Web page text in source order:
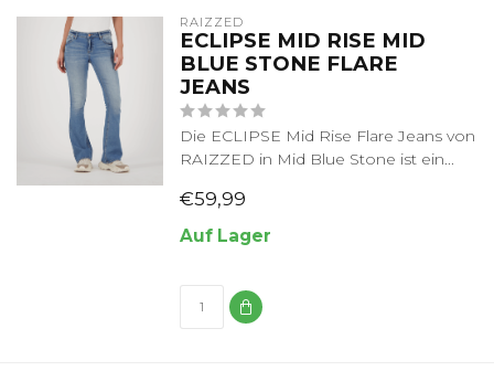
RAIZZED
ECLIPSE MID RISE MID
BLUE STONE FLARE
JEANS
Die ECLIPSE Mid Rise Flare Jeans von
RAIZZED in Mid Blue Stone ist ein...
€59,99
Auf Lager